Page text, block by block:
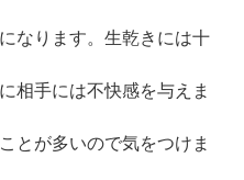
なります。生乾きには十
相手には不快感を与えま
とが多いので気をつけま